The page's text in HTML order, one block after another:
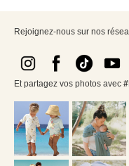
Rejoignez-nous sur nos
Et partagez vos photos avec